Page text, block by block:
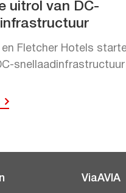
uitrol van DC-
en Fletcher Hotels
snellaadinfrastructuur
ViaAVIA